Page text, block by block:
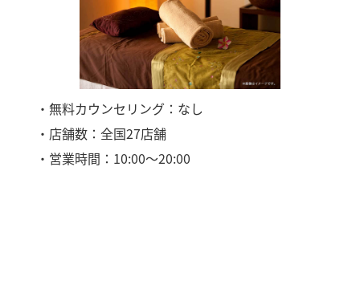
・無料カウンセリング：なし
・店舗数：全国27店舗
・営業時間：10:00～20:00